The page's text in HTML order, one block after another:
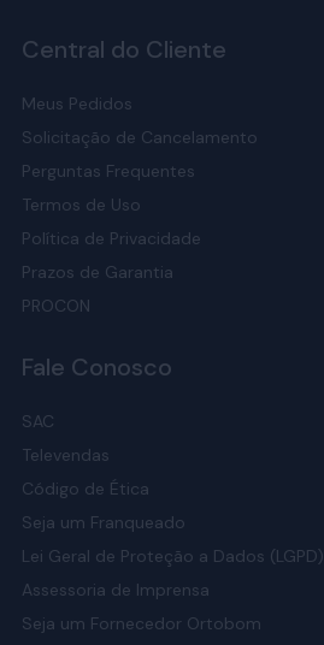
Central do Cliente
Meus Pedidos
Solicitação de Cancelamento
Perguntas Frequentes
Termos de Uso
Política de Privacidade
Prazos de Garantia
PROCON
Fale Conosco
SAC
Televendas
Código de Ética
Seja um Franqueado
Lei Geral de Proteção a Dados (LGPD)
Assessoria de Imprensa
Seja um Fornecedor Ortobom